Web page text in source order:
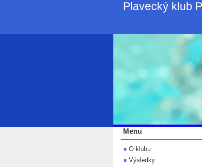
Plavecký klub
Menu
O klubu
Výsledky